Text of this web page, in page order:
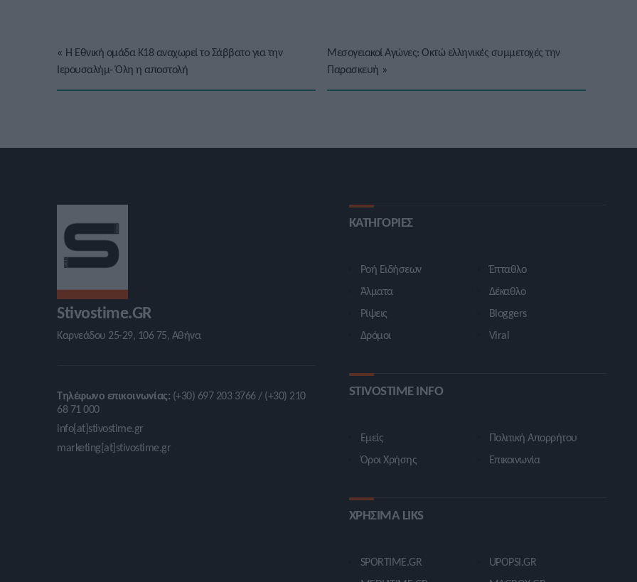
« Η Εθνική ομάδα Κ18 αναχωρεί το Σάββατο για την
Ιερουσαλήμ- Όλη η αποστολή
Μεσογειακοί Αγώνες: Οκτώ ελληνικές συμμετοχές την
Παρασκευή »
Stivostime.GR
Καρνεάδου 25-29, 106 75, Αθήνα
Τηλέφωνο επικοινωνίας: (+30) 697 203 3766 / (+30) 210
68 71 000
info[at]stivostime.gr
marketing[at]stivostime.gr
ΚΑΤΗΓΟΡΙΕΣ
Ροή Ειδήσεων
Άλματα
Ρίψεις
Δρόμοι
Έπταθλο
Δέκαθλο
Bloggers
Viral
STIVOSTIME INFO
Εμείς
Όροι Χρήσης
Πολιτική Απορρήτου
Επικοινωνία
ΧΡΗΣΙΜΑ LIKS
SPORTIME.GR
UPOPSI.GR